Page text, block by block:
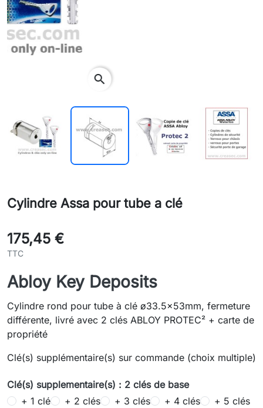
Cylindre Assa pour tube a clé
175,45 €
TTC
Abloy Key Deposits
Cylindre rond pour tube à clé ø33.5x53mm, fermeture
différente, livré avec 2 clés ABLOY PROTEC² + carte de
propriété
Clé(s) supplémentaire(s) sur commande (choix multiple)
Clé(s) supplementaire(s) : 2 clés de base
+ 1 clé
+ 2 clés + 3 clés + 4 clés
+ 5 clés